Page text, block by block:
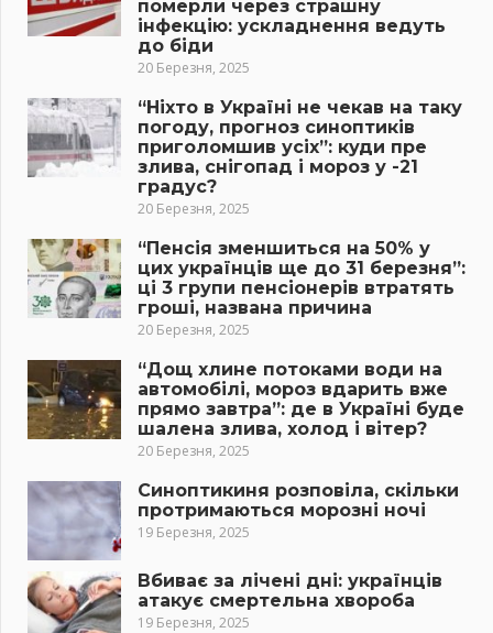
померли через страшну
інфекцію: ускладнення ведуть
до біди
20 Березня, 2025
“Ніхто в Україні не чекав на таку
погоду, прогноз синоптиків
приголомшив усіх”: куди пре
злива, снігопад і мороз у -21
градус?
20 Березня, 2025
“Пенсія зменшиться на 50% у
цих українців ще до 31 березня”:
ці 3 групи пенсіонерів втратять
гроші, названа причина
20 Березня, 2025
“Дощ хлине потоками води на
автомобілі, мороз вдарить вже
прямо завтра”: де в Україні буде
шалена злива, холод і вітер?
20 Березня, 2025
Синоптикиня розповіла, скільки
протримаються морозні ночі
19 Березня, 2025
Вбиває за лічені дні: українців
атакує смертельна хвороба
19 Березня, 2025